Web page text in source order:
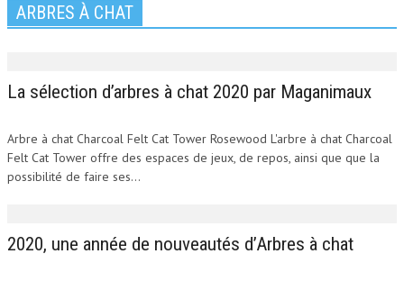
ARBRES À CHAT
La sélection d’arbres à chat 2020 par Maganimaux
Arbre à chat Charcoal Felt Cat Tower Rosewood L'arbre à chat Charcoal
Felt Cat Tower offre des espaces de jeux, de repos, ainsi que que la
possibilité de faire ses...
2020, une année de nouveautés d’Arbres à chat